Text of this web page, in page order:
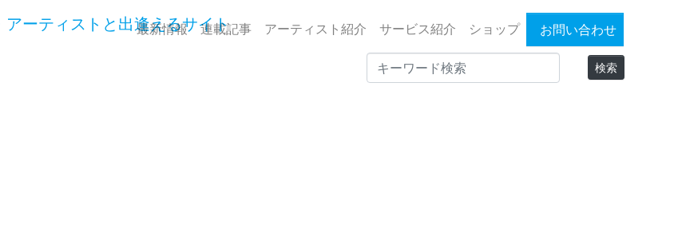
最新情報 連載記事 アーティスト紹介 サービス紹介 ショップ お問い合わせ